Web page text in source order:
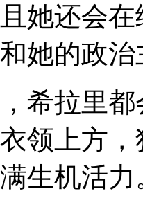
她还会
她的政
希拉里
领上方
生机活力